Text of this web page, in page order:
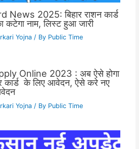
2025: बिहार राशन कार्ड
कटेगा नाम, लिस्ट हुआ जारी
Yojna/ By Public Time
Online 2023 : अब ऐसे होगा
कार्ड के लिए आवेदन, ऐसे करे नए
Yojna/ By Public Time